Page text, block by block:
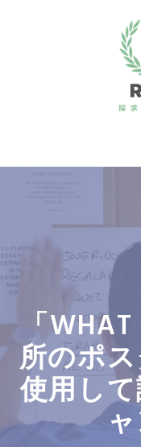
ス
プ
「
所のポ
使用し